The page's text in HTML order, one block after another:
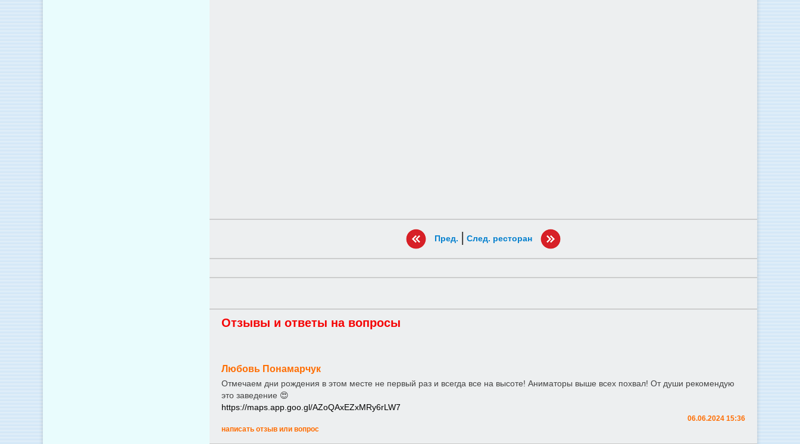
Пред. | След. ресторан
Отзывы и ответы на вопросы
Любовь Понамарчук
Отмечаем дни рождения в этом месте не первый раз и всегда все на высоте! Аниматоры выше всех похвал! От души рекомендую
это заведение 😍
https://maps.app.goo.gl/AZoQAxEZxMRy6rLW7
06.06.2024 15:36
написать отзыв или вопрос